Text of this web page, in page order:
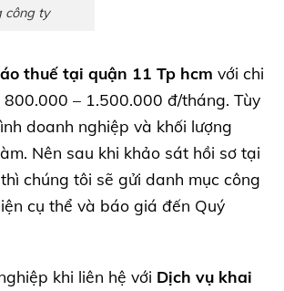
công ty
thuế tại quận 11 Tp hcm với chi
– 1.500.000 đ/tháng. Tùy
doanh nghiệp và khối lượng
Nên sau khi khảo sát hồi sơ tại
chúng tôi sẽ gửi danh mục công
cụ thể và báo giá đến Quý
khi liên hệ với Dịch vụ khai